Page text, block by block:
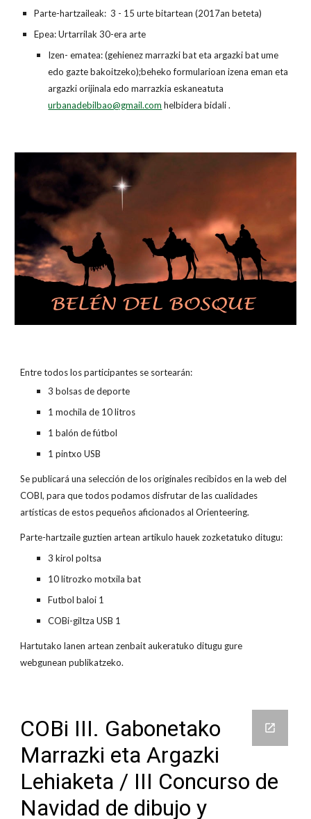
Parte-hartzaileak: 3 - 15 urte bitartean (2017an beteta)
Epea: Urtarrilak 30-era arte
Izen- ematea: (gehienez marrazki bat eta argazki bat ume
edo gazte bakoitzeko);beheko formularioan izena eman eta
argazki orijinala edo marrazkia eskaneatuta
urbanadebilbao@gmail.com helbidera bidali .
Entre todos los participantes se sortearán:
3 bolsas de deporte
1 mochila de 10 litros
1 balón de fútbol
1 pintxo USB
Se publicará una selección de los originales recibidos en la web del
COBI, para que todos podamos disfrutar de las cualidades
artísticas de estos pequeños aficionados al Orienteering.
Parte-hartzaile guztien artean artikulo hauek zozketatuko ditugu:
3 kirol poltsa
10 litrozko motxila bat
Futbol baloi 1
COBi-giltza USB 1
Hartutako lanen artean zenbait aukeratuko ditugu gure
webgunean publikatzeko.